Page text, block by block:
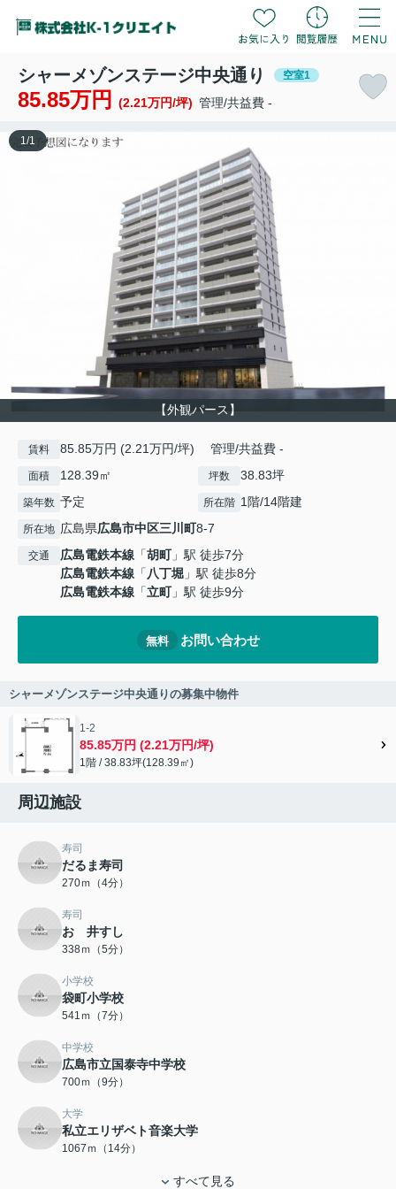
シャーメゾンステージ中央通り 空室1
85.85万円 (2.21万円/坪) 管理/共益費 -
【外観パース】
1 /1
賃料 85.85万円 (2.21万円/坪) 管理/共益費 -
面積 128.39㎡ 坪数 38.83坪
築年数 予定 所在階 1階/14階建
所在地 広島県広島市中区三川町8-7
交通 広島電鉄本線 「胡町」駅 徒歩7分
広島電鉄本線 「 八丁堀 」駅 徒歩8分
広島電鉄本線 「立町」駅 徒歩9分
無料 お問い合わせ
シャーメゾンステージ中央通りの募集中物件
1-2
85.85万円 (2.21万円/坪)
1階 / 38.83坪(128.39㎡)
周辺施設
寿司
だるま寿司
270ｍ（4分）
寿司
おゝ井すし
338ｍ（5分）
小学校
袋町小学校
541ｍ（7分）
中学校
広島市立国泰寺中学校
700ｍ（9分）
大学
私立エリザベト音楽大学
1067ｍ（14分）
すべて見る